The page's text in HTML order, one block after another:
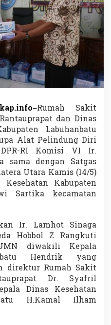
–Rumah Sakit
dan Dinas
Labuhanbatu
Alat Pelindung Diri
RI Komisi VI Ir.
sama dengan Satgas
Utara Kamis (14/5)
Kabupaten
Sartika kecamatan
Ir. Lamhot Sinaga
Hobbol Z Rangkuti
diwakili Kepala
Hendrik yang
direktur Rumah Sakit
Dr. Syafril
Dinas Kesehatan
H.Kamal Ilham